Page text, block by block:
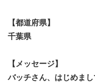
【都道府県】
千葉県
【メッセージ】
バッチさん、はじめま